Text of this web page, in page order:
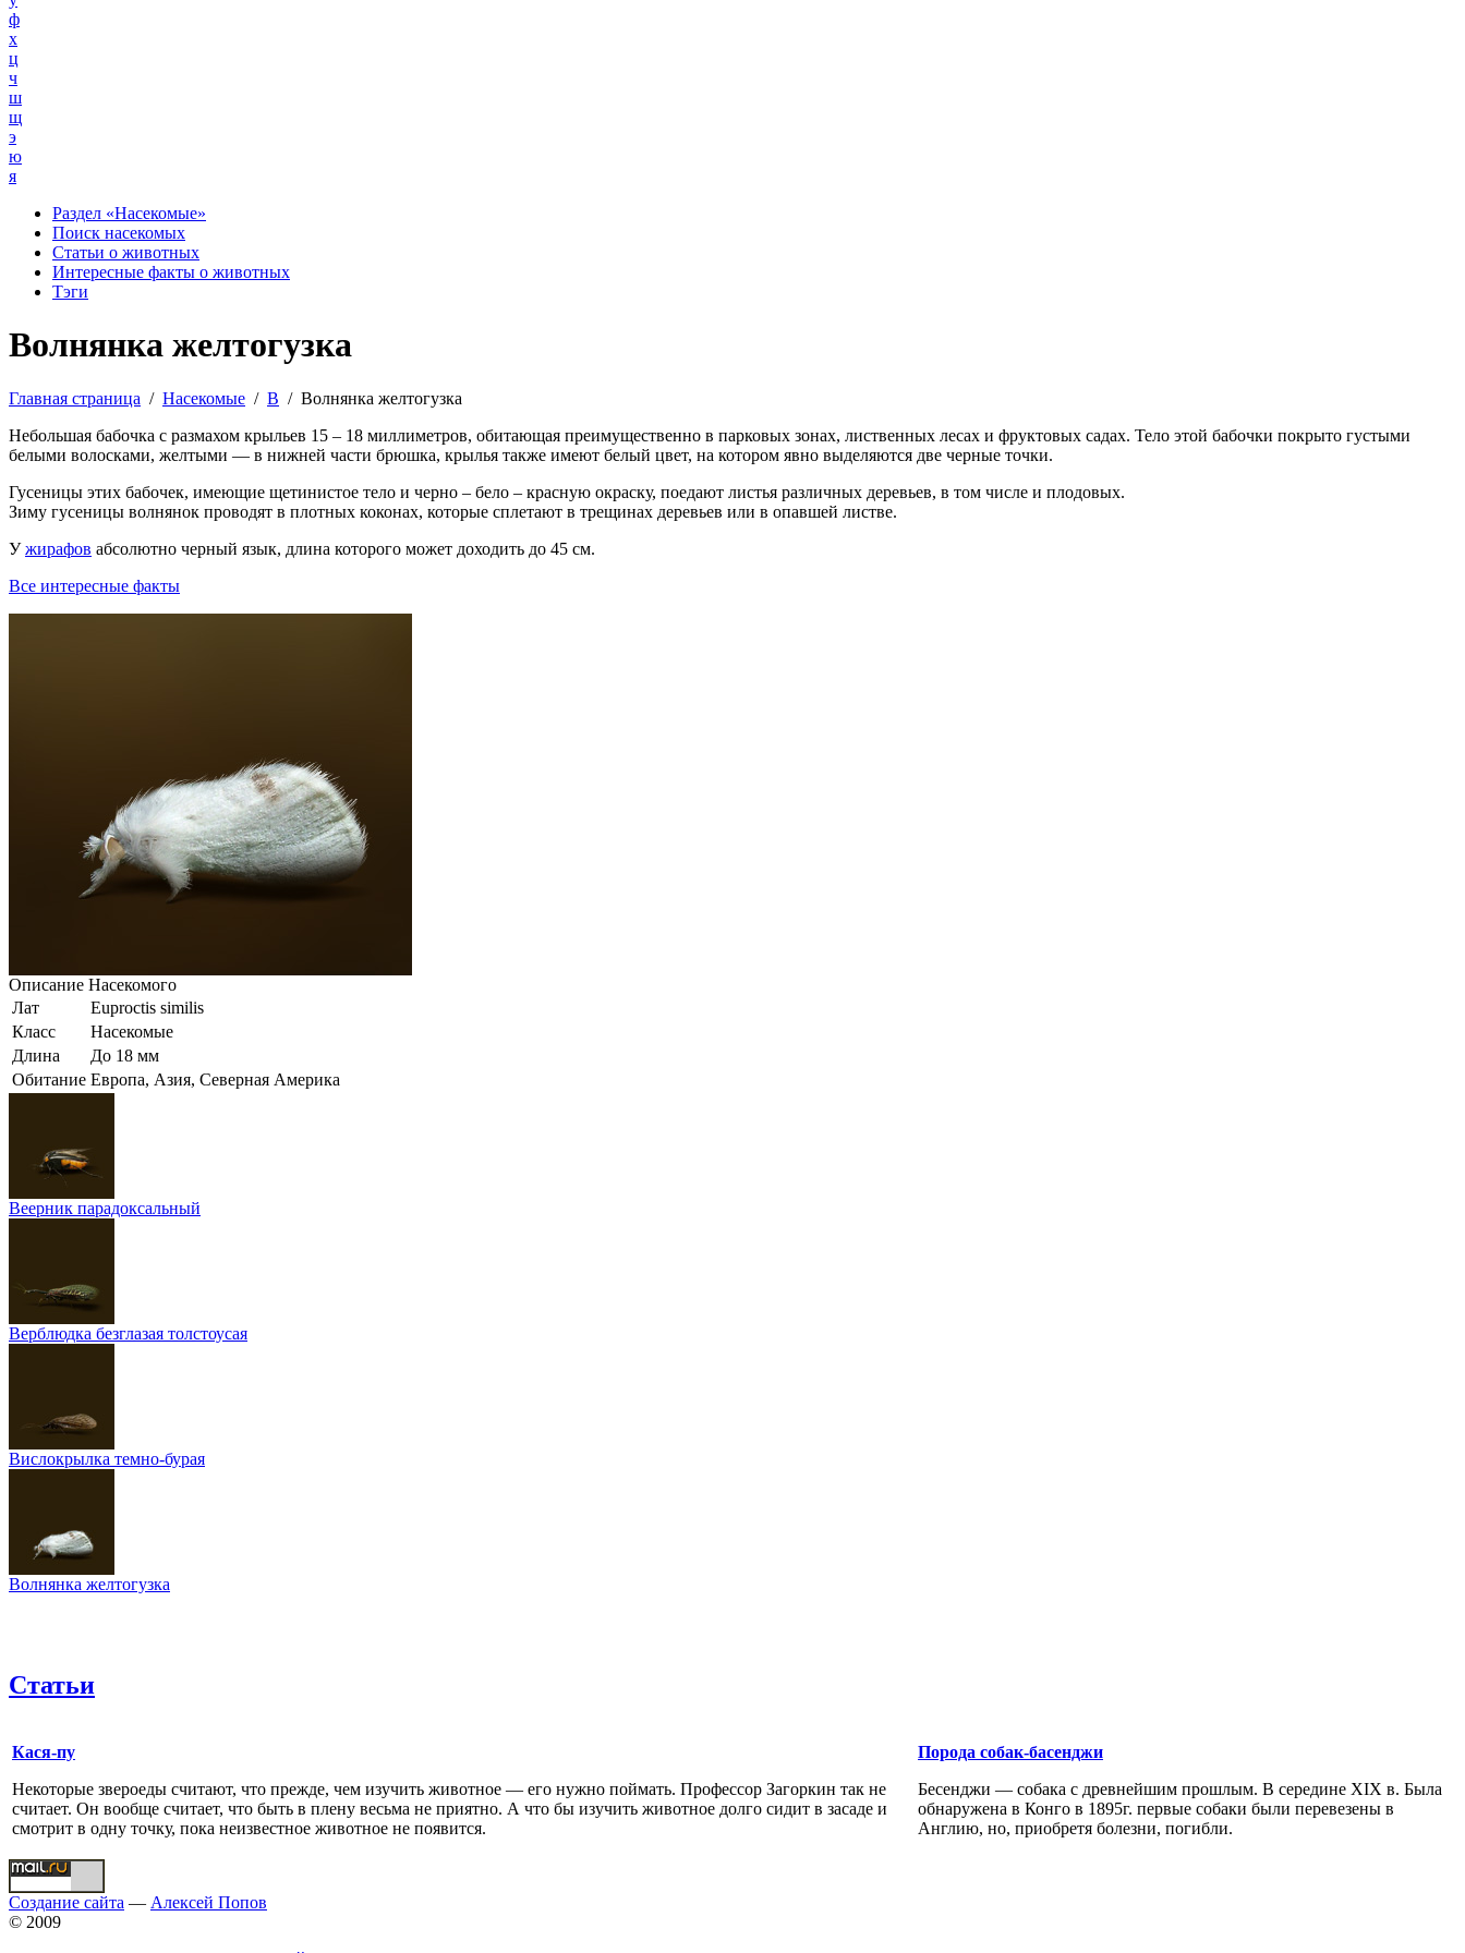
ф
х
ц
ч
ш
щ
э
ю
я
Раздел «Насекомые»
Поиск насекомых
Статьи о животных
Интересные факты о животных
Тэги
Волнянка желтогузка
Главная страница / Насекомые / В / Волнянка желтогузка
Небольшая бабочка с размахом крыльев 15 – 18 миллиметров, обитающая преимущественно в парковых зонах, лиственных лесах и фруктовых садах. Тело этой бабочки покрыто густыми
белыми волосками, желтыми — в нижней части брюшка, крылья также имеют белый цвет, на котором явно выделяются две черные точки.
Гусеницы этих бабочек, имеющие щетинистое тело и черно – бело – красную окраску, поедают листья различных деревьев, в том числе и плодовых.
Зиму гусеницы волнянок проводят в плотных коконах, которые сплетают в трещинах деревьев или в опавшей листве.
Ужирафов абсолютно черный язык, длина которого может доходить до 45 см.
Все интересные факты
Описание Насекомого
Лат
Euproctis similis
Класс
Насекомые
Длина
До 18 мм
Обитание Европа, Азия, Северная Америка
Веерник парадоксальный
Верблюдка безглазая толстоусая
Вислокрылка темно-бурая
Волнянка желтогузка
Статьи
Кася-пу
Некоторые звероеды считают, что прежде, чем изучить животное — его нужно поймать. Профессор Загоркин так не
считает. Он вообще считает, что быть в плену весьма не приятно. А что бы изучить животное долго сидит в засаде и
смотрит в одну точку, пока неизвестное животное не появится.
Порода собак-басенджи
Бесенджи — собака с древнейшим прошлым. В середине XIX в. Была
обнаружена в Конго в 1895г. первые собаки были перевезены в
Англию, но, приобретя болезни, погибли.
Создание сайта — Алексей Попов
© 2009